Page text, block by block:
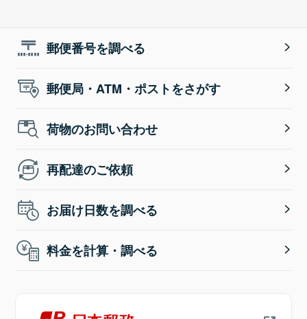
郵便番号を調べる
郵便局・ATM・ポストをさがす
荷物のお問い合わせ
再配達のご依頼
お届け日数を調べる
料金を計算・調べる